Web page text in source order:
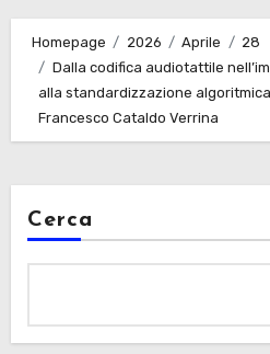
Homepage 2026 Aprile
28
Dalla codifica audiotattile
alla standardizzazione
Francesco Cataldo Verrina
Cerca